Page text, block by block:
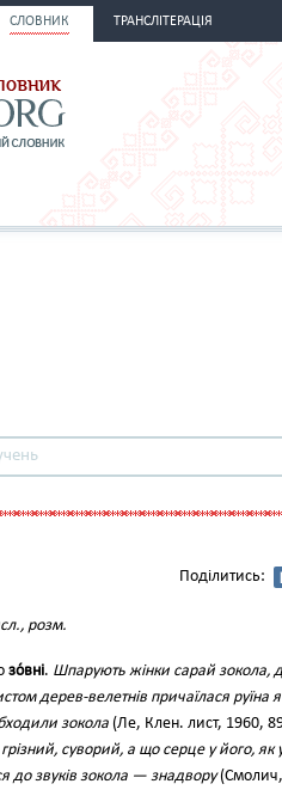
СЛОВНИК ТРАНСЛІТЕРАЦІЯ
Поділитись:
розм.
зо́вні. Шпарують жінки сарай зокола,
дерев-велетнів причаїлася руїна
зокола (Ле, Клен. лист, 1960,
суворий, а що серце у його, як
до звуків зокола — знадвору(Смолич,